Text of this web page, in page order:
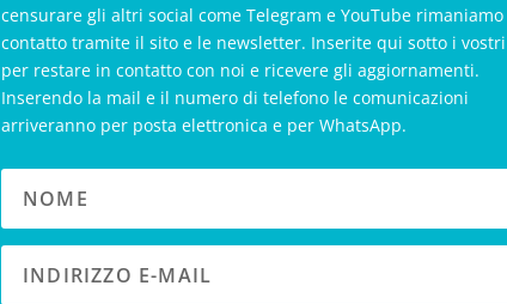
censurare gli altri social come Telegram e YouTube
contatto tramite il sito e le newsletter. Inserite qui sotto i
per restare in contatto con noi e ricevere gli aggiornamenti.
Inserendo la mail e il numero di telefono le comunicazioni
arriveranno per posta elettronica e per WhatsApp.